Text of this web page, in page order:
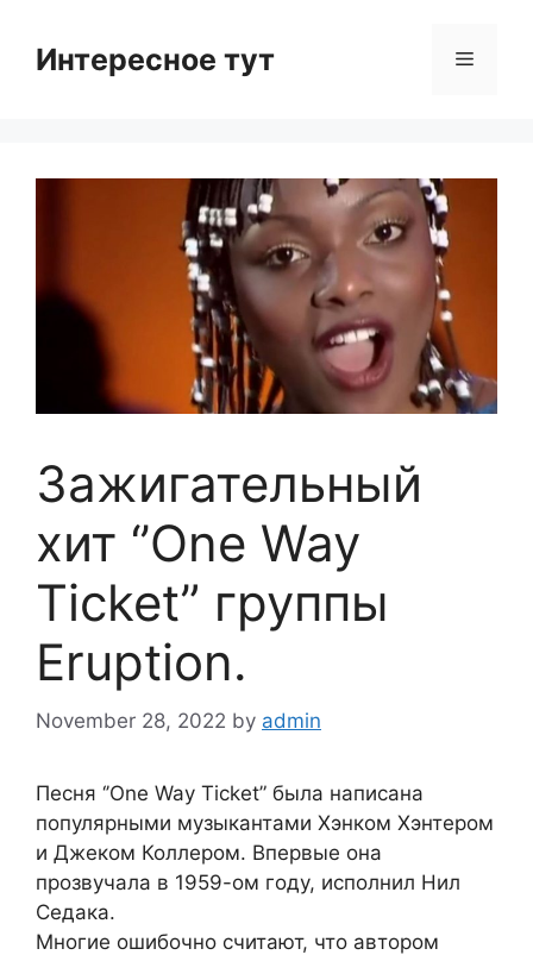
contentИнтересное тут Menu
Зажигательный
хит ‘’One Way
Ticket” группы
Eruption.
November 28, 2022 by admin
Песня ‘’One Way Ticket” была написана
популярными музыкантами Хэнком Хэнтером
и Джеком Коллером. Впервые она
прозвучала в 1959-ом году, исполнил Нил
Седака.
Многие ошибочно считают, что автором